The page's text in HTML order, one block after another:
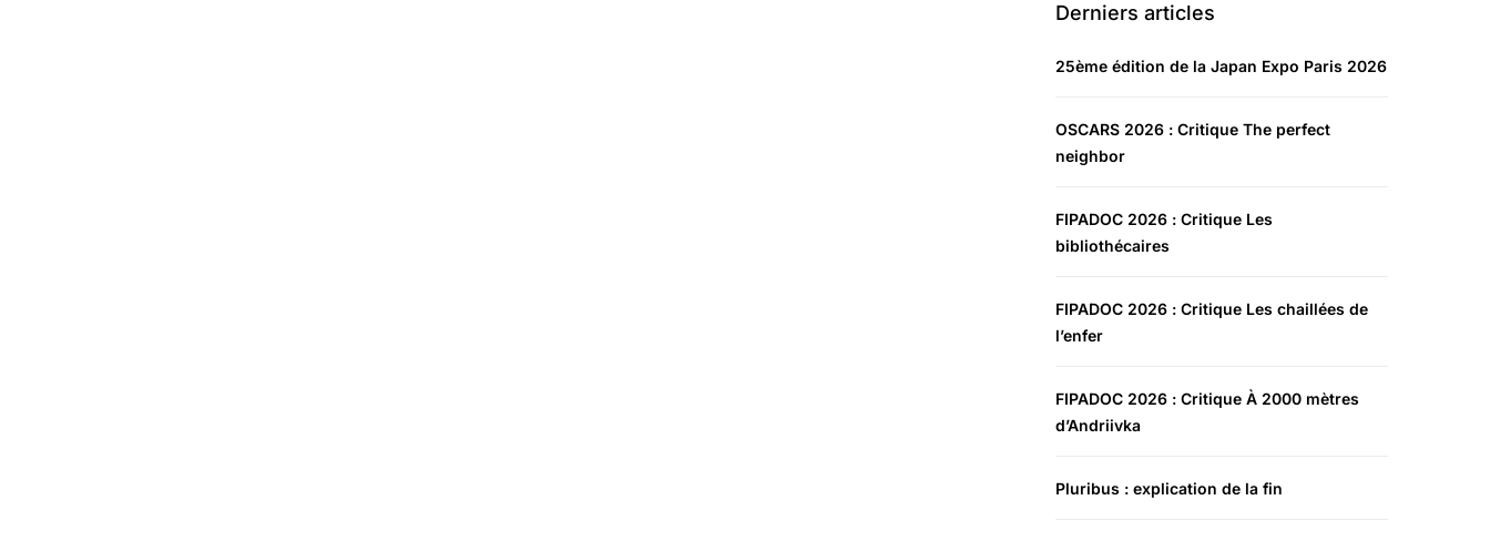
Derniers articles
25ème édition de la Japan Expo Paris 2026
OSCARS 2026 : Critique The perfect
neighbor
FIPADOC 2026 : Critique Les
bibliothécaires
FIPADOC 2026 : Critique Les chaillées de
l’enfer
FIPADOC 2026 : Critique À 2000 mètres
d’Andriivka
Pluribus : explication de la fin